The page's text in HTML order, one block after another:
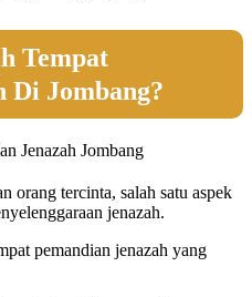
Tempat
Di Jombang?
orang tercinta, salah satu aspek
jenazah.
pemandian jenazah yang